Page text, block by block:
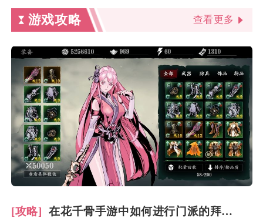
游戏攻略 查看更多
[攻略] 在花千骨手游中如何进行门派的拜师过程